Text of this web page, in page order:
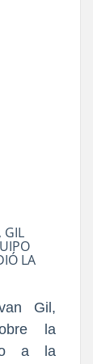
GIL
LA
Gil,
la
a la